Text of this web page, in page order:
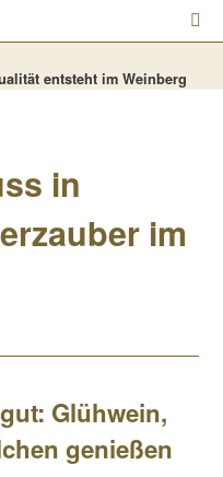
entsteht im Weinberg
in
im
Glühwein,
genießen